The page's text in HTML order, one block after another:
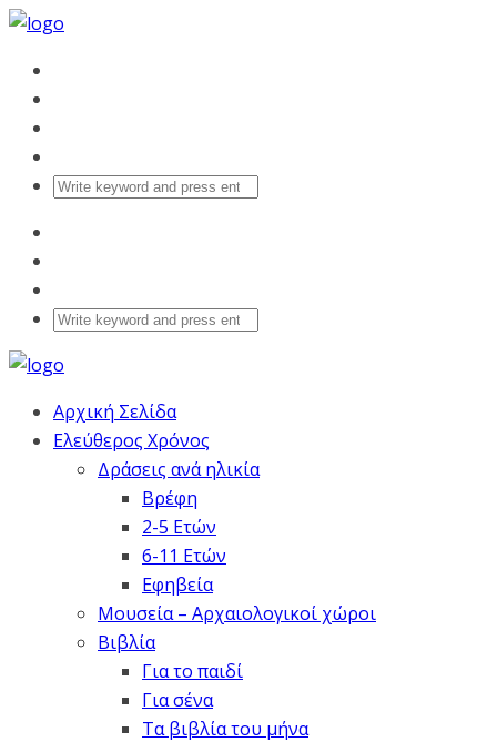
Αρχική Σελίδα
Ελεύθερος Χρόνος
Δράσεις ανά ηλικία
Βρέφη
2-5 Ετών
6-11 Ετών
Εφηβεία
Μουσεία – Αρχαιολογικοί χώροι
Βιβλία
Για το παιδί
Για σένα
Τα βιβλία του μήνα